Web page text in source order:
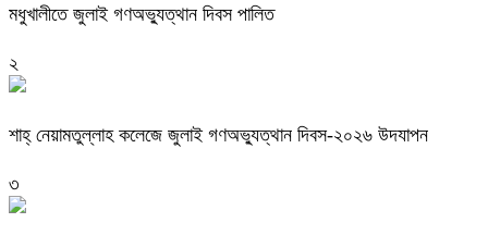
মধুখালীতে জুলাই গণঅভ্যুত্থান দিবস পালিত
২
শাহ্ নেয়ামতুল্লাহ কলেজে জুলাই গণঅভ্যুত্থান দিবস-২০২৬ উদযাপন
৩